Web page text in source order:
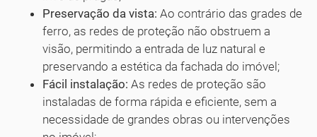
Preservação da vista: Ao contrário das grades de
ferro, as redes de proteção não obstruem a
visão, permitindo a entrada de luz natural e
preservando a estética da fachada do imóvel;
Fácil instalação: As redes de proteção são
instaladas de forma rápida e eficiente, sem a
necessidade de grandes obras ou intervenções